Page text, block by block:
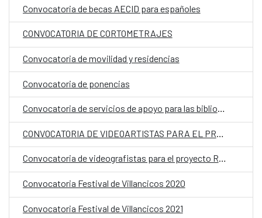
Convocatoria de becas AECID para españoles
CONVOCATORIA DE CORTOMETRAJES
Convocatoria de movilidad y residencias
Convocatoria de ponencias
Convocatoria de servicios de apoyo para las bibliotecas del CCE Bata
Convocatoria de videografistas para el proyecto Reactivando Videografías (desde Roma)
Convocatoria Festival de Villancicos 2020
Convocatoria Festival de Villancicos 2021